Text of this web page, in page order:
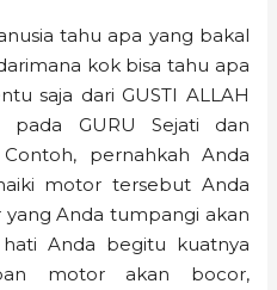
tahu apa yang bakal
kok bisa tahu apa
saja dari GUSTI ALLAH
pada GURU Sejati dan
pernahkah Anda
motor tersebut Anda
Anda tumpangi akan
Anda begitu kuatnya
motor akan bocor,